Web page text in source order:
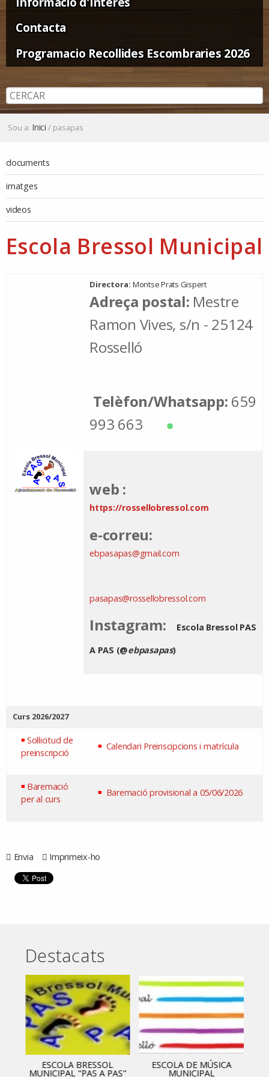
Contacta
Programacio Recollides Escombraries 2026
Sou a: Inici / pasapas
documents
imatges
videos
Escola Bressol Municipal
Directora: Montse Prats Gispert
Adreça postal: Mestre
Ramon Vives, s/n - 25124
Rosselló
Telèfon/Whatsapp: 659
993 663
web :
https://rossellobressol.com
e-correu:
ebpasapas@gmail.com
pasapas@rossellobressol.com
Instagram:
Escola Bressol PAS
A PAS (@ebpasapas)
Curs 2026/2027
Sol·licitud de
preinscripció
Calendari Preinscipcions i matrícula
Baremació
per al curs
Baremació provisional a 05/06/2026
Envia Imprimeix-ho
Destacats
ESCOLA BRESSOL
MUNICIPAL "PAS A PAS"
ESCOLA DE MÚSICA
MUNICIPAL